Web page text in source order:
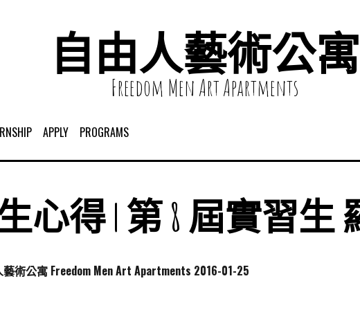
自由人藝術公寓
Freedom Men Art Apartments
APPLY PROGRAMS
心得 | 第 8 屆實習生
藝術公寓 Freedom Men Art Apartments 2016-01-25